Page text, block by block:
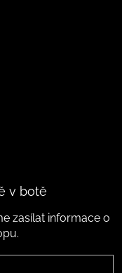
v botě
zasílat informace o